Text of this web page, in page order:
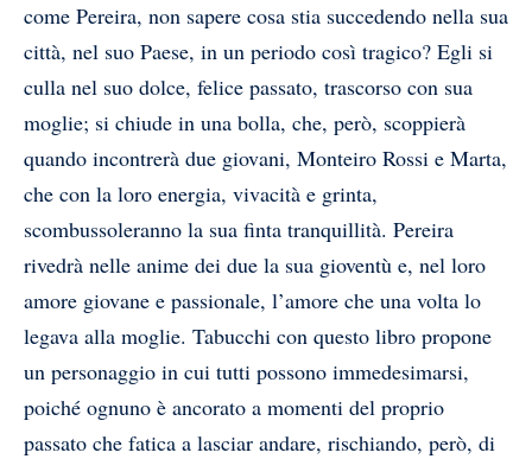
come Pereira, non sapere cosa stia succedendo nella sua
città, nel suo Paese, in un periodo così tragico? Egli si
culla nel suo dolce, felice passato, trascorso con sua
moglie; si chiude in una bolla, che, però, scoppierà
quando incontrerà due giovani, Monteiro Rossi e Marta,
che con la loro energia, vivacità e grinta,
scombussoleranno la sua finta tranquillità. Pereira
rivedrà nelle anime dei due la sua gioventù e, nel loro
amore giovane e passionale, l’amore che una volta lo
legava alla moglie. Tabucchi con questo libro propone
un personaggio in cui tutti possono immedesimarsi,
poiché ognuno è ancorato a momenti del proprio
passato che fatica a lasciar andare, rischiando, però, di